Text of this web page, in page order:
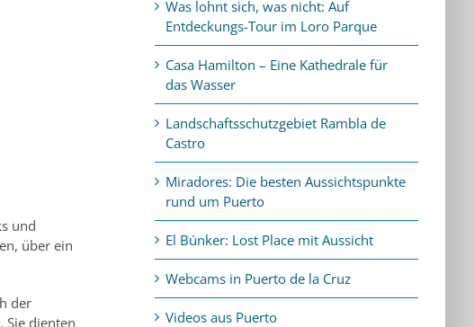
und
über ein
der
Sie dienten
Was lohnt sich, was nicht: Auf
Entdeckungs-Tour im Loro Parque
Casa Hamilton – Eine Kathedrale für
das Wasser
Landschaftsschutzgebiet Rambla de
Castro
Miradores: Die besten Aussichtspunkte
rund um Puerto
El Búnker: Lost Place mit Aussicht
Webcams in Puerto de la Cruz
Videos aus Puerto